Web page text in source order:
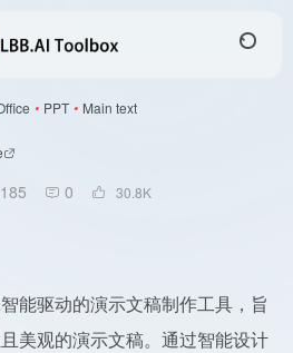
• PPT • Main text
0 30.8K
能驱动的演示文稿制作工具，旨
美观的演示文稿。通过智能设计